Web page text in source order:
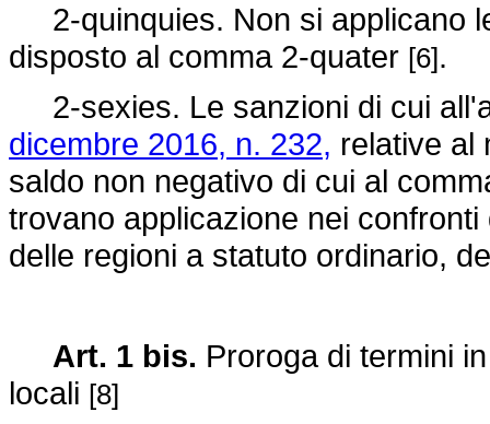
2-quinquies. Non si applicano
disposto al comma 2-quater [6].
2-sexies. Le sanzioni di cui
dicembre 2016, n. 232, relative al
saldo non negativo di cui al
trovano applicazione nei
delle regioni a statuto ordinario,
Art. 1 bis. Proroga di termini
locali [8]